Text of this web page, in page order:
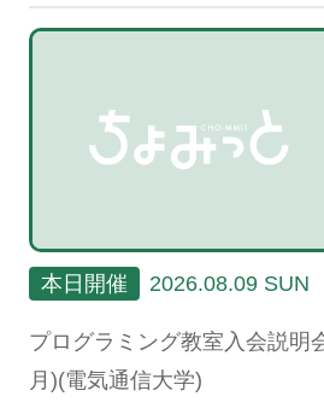
本日開催 2026.08.09 SUN
プログラミング教室入会説明
月)(電気通信大学)